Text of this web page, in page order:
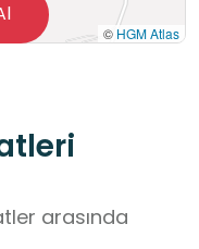
© HGM Atlas
arasında